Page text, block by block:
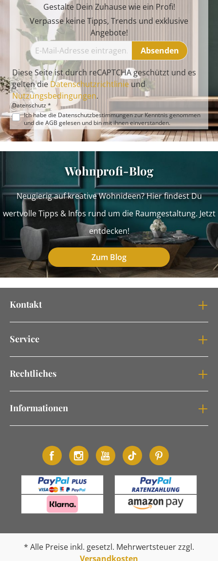
Gestalte Dein Zuhause wie ein Profi!
Verpasse keine Tipps, Trends und exklusive
Angebote!
Absenden
Diese Seite ist durch reCAPTCHA geschützt und es
gelten die Datenschutzrichtlinie und
Nutzungsbedingungen.
Datenschutz *
Ich habe die Datenschutzbestimmungenzur Kenntnis genommen
und die AGB gelesen und bin mit ihnen einverstanden.
Wohnprofi-Blog
Neugierig auf kreative Wohnideen? Hier findest Du
wertvolle Tipps & Infos rund um die Raumgestaltung. Jetzt
entdecken!
Zum Blog
Kontakt
Service
Rechtliches
Informationen
* Alle Preise inkl. gesetzl. Mehrwertsteuer zzgl.
Versandkosten